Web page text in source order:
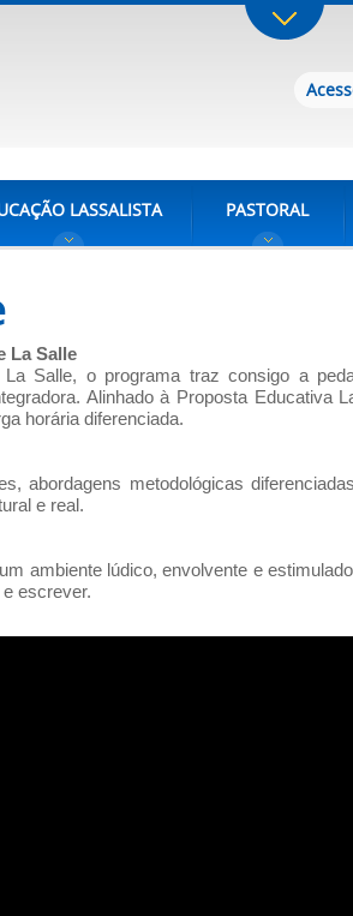
LASSALISTA PASTORAL
La Salle
Salle, o programa traz consigo a
Alinhado à Proposta Educativa
horária diferenciada.
abordagens metodológicas
e real.
ambiente lúdico, envolvente e
escrever.